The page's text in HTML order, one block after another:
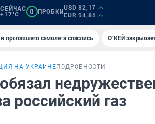
СЕЙЧАС
+17°C
0 ПРОБКИ
USD 82,17
EUR 94,84
пропавшего самолета спаслись О`КЕЙ
НА УКРАИНЕ ПОДРОБНОСТИ
российский газ